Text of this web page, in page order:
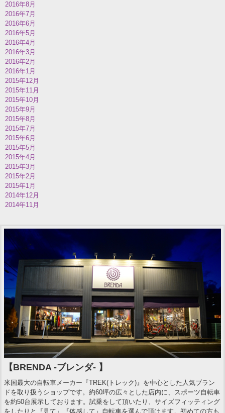
2016年8月
2016年7月
2016年6月
2016年5月
2016年4月
2016年3月
2016年2月
2016年1月
2015年12月
2015年11月
2015年10月
2015年9月
2015年8月
2015年7月
2015年6月
2015年5月
2015年4月
2015年3月
2015年2月
2015年1月
2014年12月
2014年11月
【BRENDA -ブレンダ- 】
米国最大の自転車メーカー『TREK(トレック)』を中心とした人気ブラン
ドを取り扱うショップです。約60坪の広々とした店内に、スポーツ自転車
を約50台展示しております。試乗をして頂いたり、サイズフィッティング
をしたりと『見て』『体感して』自転車を選んで頂けます。初めての方も